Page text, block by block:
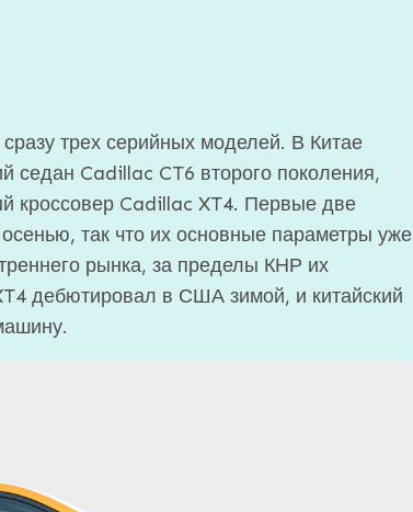
трех серийных моделей. В Китае
седан Cadillac CT6 второго поколения,
кроссовер Cadillac XT4. Первые две
так что их основные параметры уже
рынка, за пределы КНР их
дебютировал в США зимой, и китайский